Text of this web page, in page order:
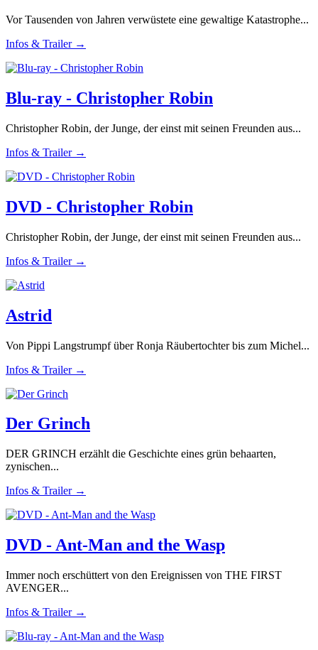
Vor Tausenden von Jahren verwüstete eine gewaltige Katastrophe...
Infos & Trailer →
Blu-ray - Christopher Robin
Christopher Robin, der Junge, der einst mit seinen Freunden aus...
Infos & Trailer →
DVD - Christopher Robin
Christopher Robin, der Junge, der einst mit seinen Freunden aus...
Infos & Trailer →
Astrid
Von Pippi Langstrumpf über Ronja Räubertochter bis zum Michel...
Infos & Trailer →
Der Grinch
DER GRINCH erzählt die Geschichte eines grün behaarten,
zynischen...
Infos & Trailer →
DVD - Ant-Man and the Wasp
Immer noch erschüttert von den Ereignissen von THE FIRST
AVENGER...
Infos & Trailer →